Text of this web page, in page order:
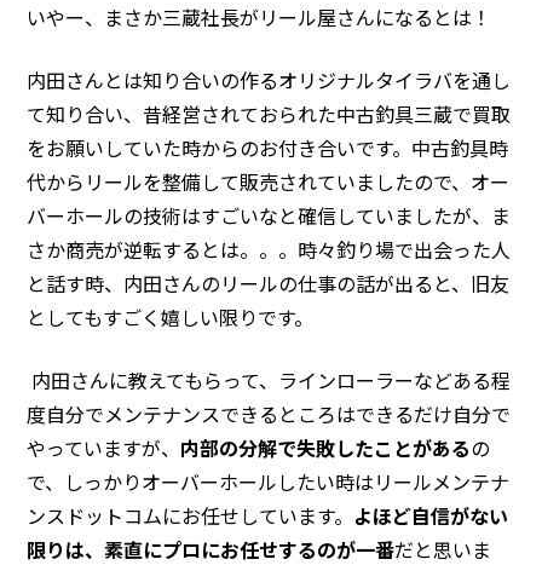
いやー、まさか三蔵社長がリール屋さんになるとは！
内田さんとは知り合いの作るオリジナルタイラバを通し
て知り合い、昔経営されておられた中古釣具三蔵で買取
をお願いしていた時からのお付き合いです。中古釣具時
代からリールを整備して販売されていましたので、オー
バーホールの技術はすごいなと確信していましたが、ま
さか商売が逆転するとは。。。時々釣り場で出会った人
と話す時、内田さんのリールの仕事の話が出ると、旧友
としてもすごく嬉しい限りです。
内田さんに教えてもらって、ラインローラーなどある程
度自分でメンテナンスできるところはできるだけ自分で
やっていますが、 内部の分解で失敗したことがあるの
で、しっかりオーバーホールしたい時はリールメンテナ
ンスドットコムにお任せしています。 よほど自信がない
限りは、素直にプロにお任せするのが一番だと思いま